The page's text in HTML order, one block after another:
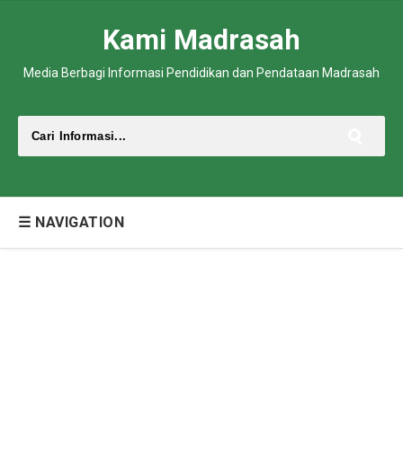
Kami Madrasah
Media Berbagi Informasi Pendidikan dan Pendataan Madrasah
☰ NAVIGATION